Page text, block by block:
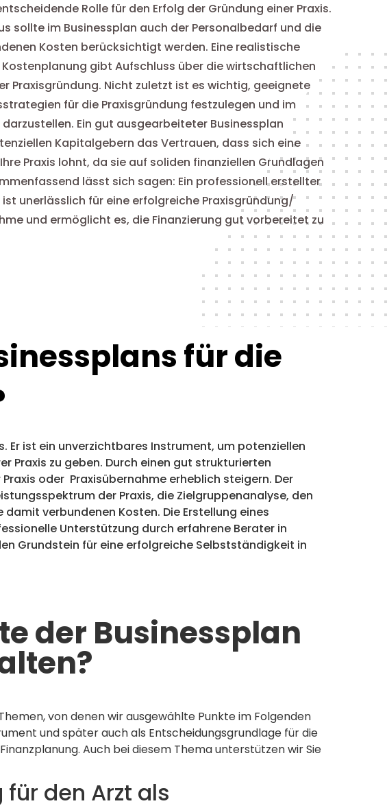
Rolle für den Erfolg der Gründung einer Praxis.
sollte im Businessplan auch der Personalbedarf und die
Kosten berücksichtigt werden. Eine realistische
gibt Aufschluss über die wirtschaftlichen
Praxisgründung. Nicht zuletzt ist es wichtig, geeignete
für die Praxisgründung festzulegen und im
darzustellen. Ein gut ausgearbeiteter Businessplan
Kapitalgebern das Vertrauen, dass sich eine
Praxis lohnt, da sie auf soliden finanziellen Grundlagen
lässt sich sagen: Ein professionell erstellter
ist unerlässlich für eine erfolgreiche Praxisgründung/
und ermöglicht es, die Finanzierung gut vorbereitet zu
für die
Er ist ein unverzichtbares Instrument, um potenziellen
Praxis zu geben. Durch einen gut strukturierten
oder Praxisübernahme erheblich steigern. Der
der Praxis, die Zielgruppenanalyse, den
verbundenen Kosten. Die Erstellung eines
Unterstützung durch erfahrene Berater in
Grundstein für eine erfolgreiche Selbstständigkeit in
der Businessplan
von denen wir ausgewählte Punkte im Folgenden
und später auch als Entscheidungsgrundlage für die
Auch bei diesem Thema unterstützen wir Sie
den Arzt als